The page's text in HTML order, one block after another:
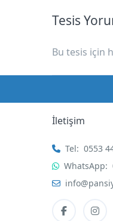
Tesis
Bu tesis için
İletişim
Tel: 0553
WhatsApp: